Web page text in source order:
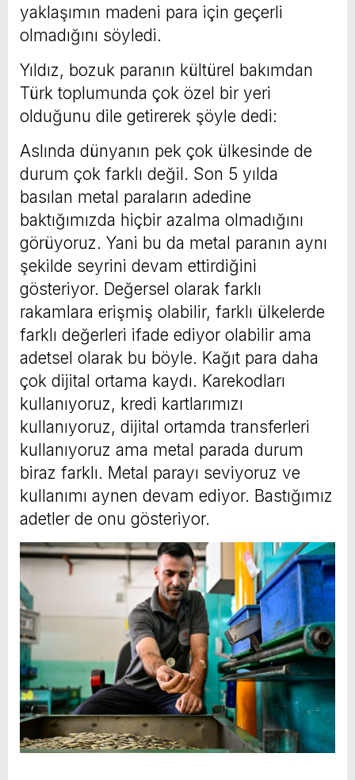
yaklaşımın madeni para için geçerli
olmadığını söyledi.
Yıldız, bozuk paranın kültürel bakımdan
Türk toplumunda çok özel bir yeri
olduğunu dile getirerek şöyle dedi:
Aslında dünyanın pek çok ülkesinde de
durum çok farklı değil. Son 5 yılda
basılan metal paraların adedine
baktığımızda hiçbir azalma olmadığını
görüyoruz. Yani bu da metal paranın aynı
şekilde seyrini devam ettirdiğini
gösteriyor. Değersel olarak farklı
rakamlara erişmiş olabilir, farklı ülkelerde
farklı değerleri ifade ediyor olabilir ama
adetsel olarak bu böyle. Kağıt para daha
çok dijital ortama kaydı. Karekodları
kullanıyoruz, kredi kartlarımızı
kullanıyoruz, dijital ortamda transferleri
kullanıyoruz ama metal parada durum
biraz farklı. Metal parayı seviyoruz ve
kullanımı aynen devam ediyor. Bastığımız
adetler de onu gösteriyor.